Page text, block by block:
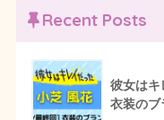
Recent Posts
彼女はキ
衣装のブ